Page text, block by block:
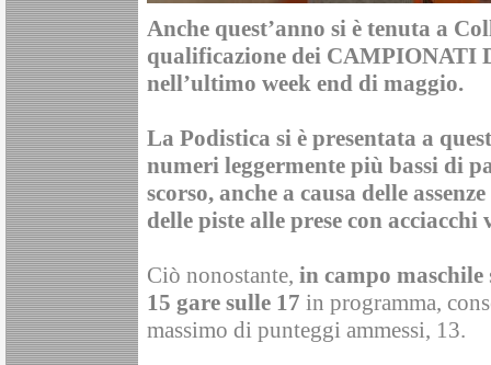
Anche quest’anno si è tenuta a
qualificazione dei CAMPIONATI
nell’ultimo week end di maggio.
La Podistica si è presentata a
numeri leggermente più bassi di
scorso, anche a causa delle
delle piste alle prese con acciacchi
Ciò nonostante, in campo maschile
15 gare sulle 17 in programma,
massimo di punteggi ammessi, 13.